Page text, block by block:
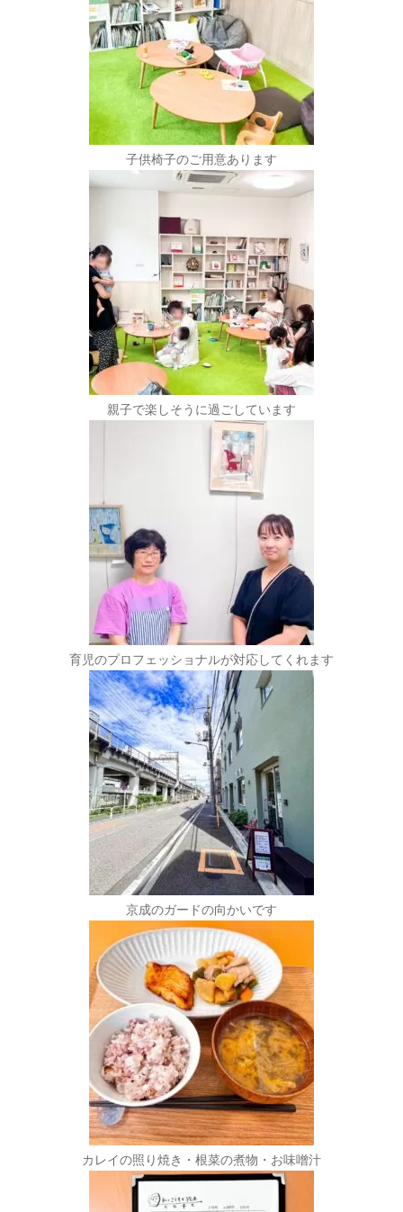
子供椅子のご用意あります
親子で楽しそうに過ごしています
育児のプロフェッショナルが対応してくれます
京成のガードの向かいです
カレイの照り焼き・根菜の煮物・お味噌汁